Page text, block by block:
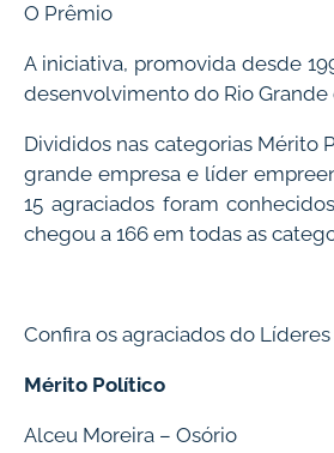
O Prêmio
A iniciativa, promovida desde
desenvolvimento do Rio Grande
Divididos nas categorias Mérito
grande empresa e líder
15 agraciados foram
chegou a 166 em todas as
Confira os agraciados do
Mérito Político
Alceu Moreira – Osório